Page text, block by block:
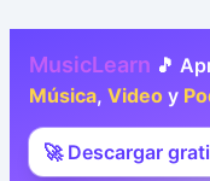
MusicLearn 🎵
Música, Video y
🚀 Descargar